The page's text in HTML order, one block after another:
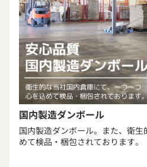
国内製造ダンボール
国内製造ダンボール。また、衛
めて検品・梱包されております。